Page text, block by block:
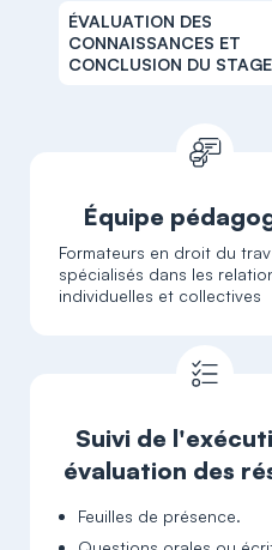
ÉVALUATION DES
CONNAISSANCES ET
CONCLUSION DU STAGE
Équipe
Formateurs en droit du
spécialisés dans les
individuelles et collectives
Suivi de
évaluation des
Feuilles de présence.